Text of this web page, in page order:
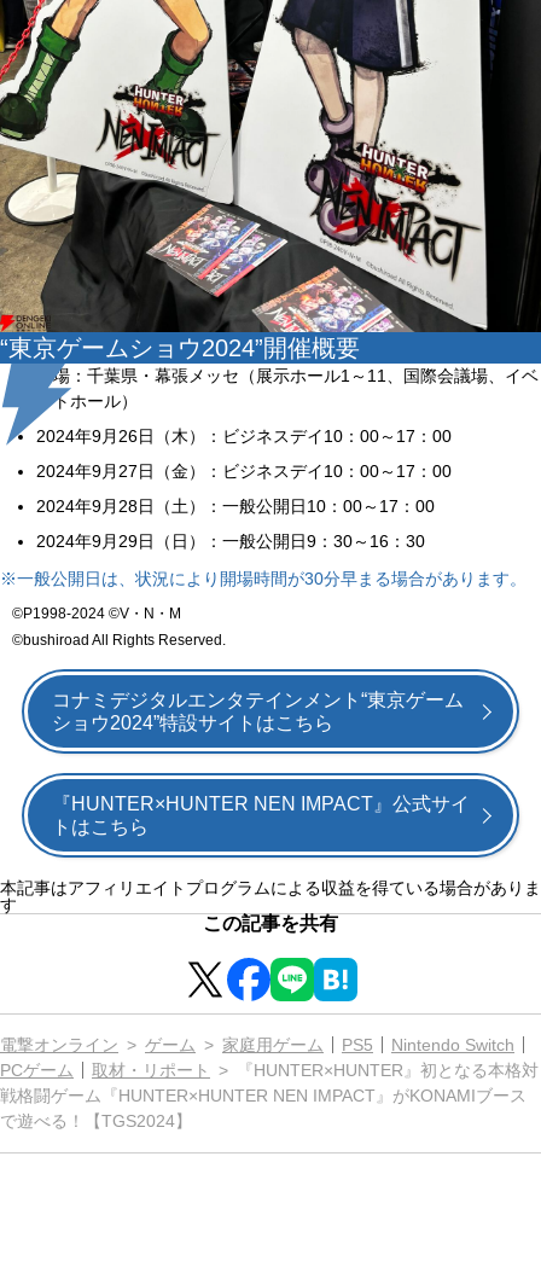
“東京ゲームショウ2024”開催概要
会場：千葉県・幕張メッセ（展示ホール1～11、国際会議場、イベ
ントホール）
2024年9月26日（木）：ビジネスデイ10：00～17：00
2024年9月27日（金）：ビジネスデイ10：00～17：00
2024年9月28日（土）：一般公開日10：00～17：00
2024年9月29日（日）：一般公開日9：30～16：30
※一般公開日は、状況により開場時間が30分早まる場合があります。
©P1998-2024 ©V・N・M
©bushiroad All Rights Reserved.
コナミデジタルエンタテインメント“東京ゲーム
ショウ2024”特設サイトはこちら
『HUNTER×HUNTER NEN IMPACT』公式サイ
トはこちら
本記事はアフィリエイトプログラムによる収益を得ている場合がありま
す
この記事を共有
電撃オンライン ゲーム 家庭用ゲーム PS5
Nintendo Switch
PCゲーム
取材・リポート
『HUNTER×HUNTER』初となる本格対
戦格闘ゲーム『HUNTER×HUNTER NEN IMPACT』がKONAMIブース
で遊べる！【TGS2024】